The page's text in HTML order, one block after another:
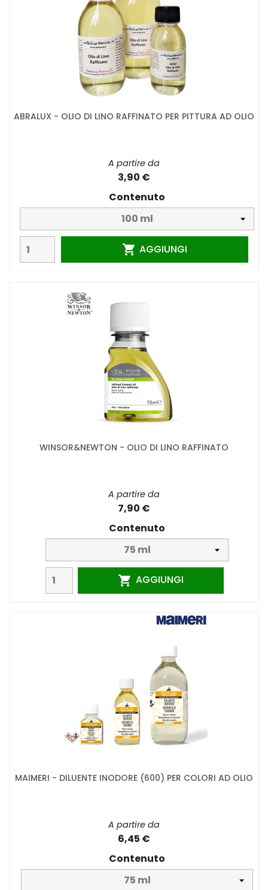
ABRALUX - OLIO DI LINO RAFFINATO PER PITTURA AD OLIO
A partire da
3,90 €
Contenuto
 AGGIUNGI
WINSOR&NEWTON - OLIO DI LINO RAFFINATO
A partire da
7,90 €
Contenuto
 AGGIUNGI
MAIMERI - DILUENTE INODORE (600) PER COLORI AD OLIO
A partire da
6,45 €
Contenuto